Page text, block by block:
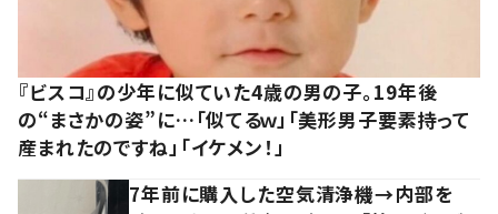
『ビスコ』の少年に似ていた4歳の男の子。19年後
の“まさかの姿”に…「似てるｗ」「美形男子要素持って
産まれたのですね」「イケメン！」
7年前に購入した空気清浄機→内部を